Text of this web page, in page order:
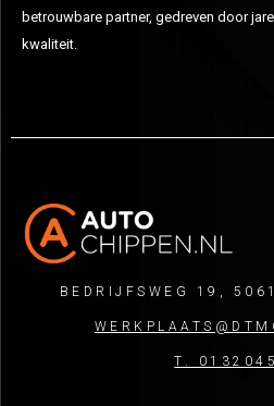
betrouwbare partner, gedreven door
kwaliteit.
BEDRIJFSWEG 19,
T.